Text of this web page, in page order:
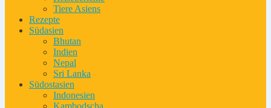
Tiere Asiens
Rezepte
Südasien
Bhutan
Indien
Nepal
Sri Lanka
Südostasien
Indonesien